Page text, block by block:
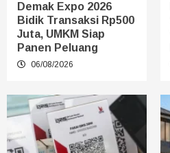
Demak Expo 2026
Bidik Transaksi Rp500
Juta, UMKM Siap
Panen Peluang
06/08/2026